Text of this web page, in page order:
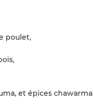
poulet,
et épices chawarma